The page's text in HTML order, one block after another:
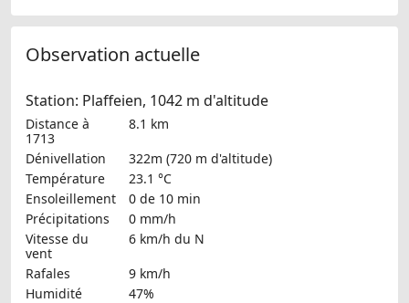
Observation actuelle
Station: Plaffeien, 1042 m d'altitude
Distance à
1713
8.1 km
Dénivellation
322m (720 m d'altitude)
Température
23.1 °C
Ensoleillement
0 de 10 min
Précipitations
0 mm/h
Vitesse du
vent
6 km/h du N
Rafales
9 km/h
Humidité
47%